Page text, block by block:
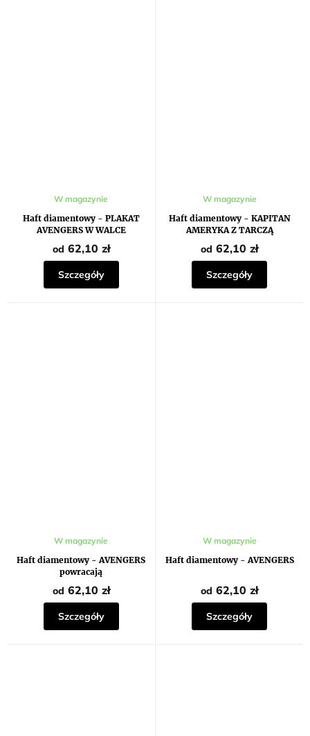
Haft diamentowy - PLAKAT
AVENGERS W WALCE
W magazynie
od 62,10 zł
Szczegóły
Haft diamentowy - KAPITAN
AMERYKA Z TARCZĄ
W magazynie
od 62,10 zł
Szczegóły
Haft diamentowy - AVENGERS
powracają
Średnia
ocena
produktu
wynosi
5,0
na
5
gwiazdek.
W magazynie
od 62,10 zł
Szczegóły
Haft diamentowy - AVENGERS
W magazynie
od 62,10 zł
Szczegóły